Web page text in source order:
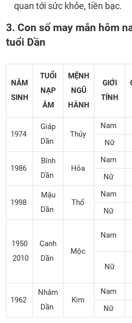
quan tới sức khỏe, tiền bạc.
3. Con số may mắn hôm
tuổi Dần
NĂM
SINH
TUỔI
NẠP
ÂM
MỆNH
NGŨ
HÀNH
GIỚI
TÍNH
1974
Giáp
Dần
Thủy
Nam
Nữ
1986
Bính
Dần
Hỏa
Nam
Nữ
1998
Mậu
Dần
Thổ
Nam
Nữ
1950
2010
Canh
Dần
Mộc
Nam
Nữ
1962
Nhâm
Dần
Kim
Nam
Nữ